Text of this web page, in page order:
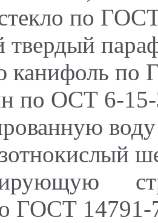
по
твердый
канифоль по
по ОСТ 6-
ГОСТ 14791-